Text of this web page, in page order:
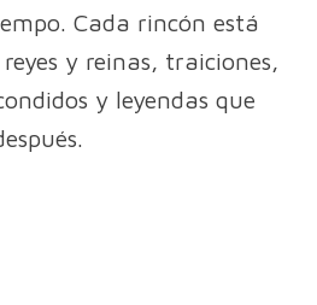
Cada rincón está
y reinas, traiciones,
y leyendas que